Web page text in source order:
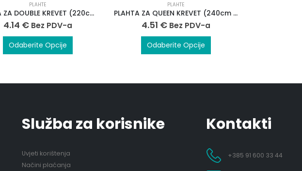
PLAHTE
PLAHTA ZA DOUBLE KREVET (220cm x 250cm)
4.14 € Bez PDV-a
Odaberite Opcije
PLAHTE
PLAHTA ZA QUEEN KREVET (240cm x 250cm)
4.51 € Bez PDV-a
Odaberite Opcije
Služba za korisnike
Uvjeti korištenja
Načini plaćanja
Kontakti
+385 91 600 33 44